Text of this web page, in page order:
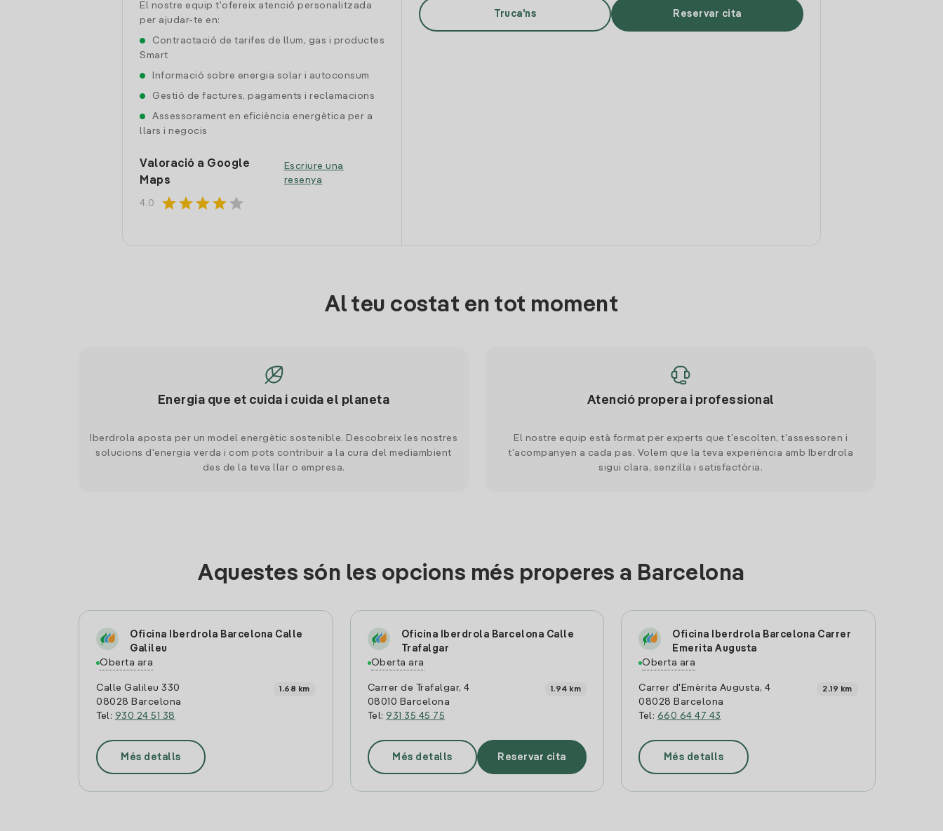
El nostre equip t'ofereix atenció personalitzada
per ajudar-te en:
Contractació de tarifes de llum, gas i productes
Smart
Informació sobre energia solar i autoconsum
Gestió de factures, pagaments i reclamacions
Assessorament en eficiència energètica per a
llars i negocis
Valoració a Google
Maps
4.0 starstarstarstar star
Escriure una
resenya
Truca'ns Reservar cita
Al teu costat en tot moment
Energia que et cuida i cuida el planeta
Iberdrola aposta per un model energètic sostenible. Descobreix les nostres
solucions d'energia verda i com pots contribuir a la cura del mediambient
des de la teva llar o empresa.
Atenció propera i professional
El nostre equip està format per experts que t'escolten, t'assessoren i
t'acompanyen a cada pas. Volem que la teva experiència amb Iberdrola
sigui clara, senzilla i satisfactòria.
Aquestes són les opcions més properes a Barcelona
Oficina Iberdrola Barcelona Calle
Galileu
Oberta ara
Calle Galileu 330
08028 Barcelona
Tel: 930 24 51 38
1.68 km
Més detalls
Oficina Iberdrola Barcelona Calle
Trafalgar
Oberta ara
Carrer de Trafalgar, 4
08010 Barcelona
Tel:931 35 45 75
1.94 km
Més detalls Reservar cita
Oficina Iberdrola Barcelona Carrer
Emerita Augusta
Oberta ara
Carrer d'Emèrita Augusta, 4
08028 Barcelona
Tel: 660 64 47 43
2.19 km
Més detalls